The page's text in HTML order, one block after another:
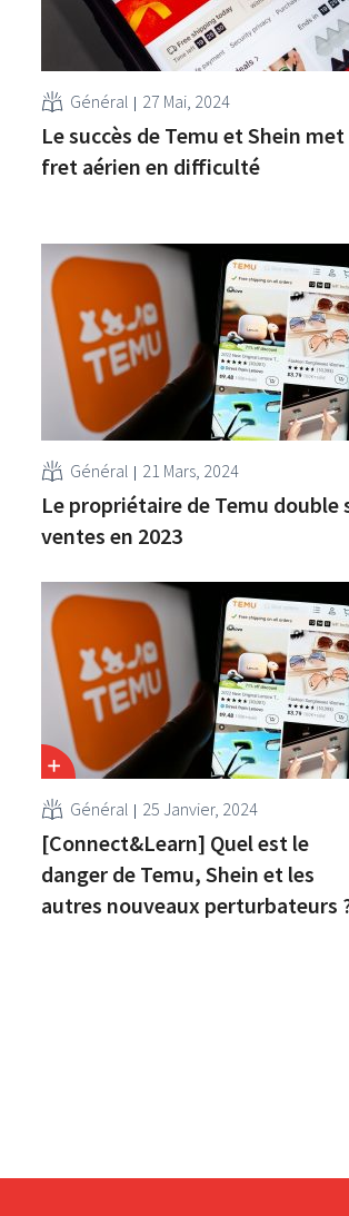
Général 27 Mai, 2024
Le succès de Temu et Shein met
fret aérien en difficulté
Général 21 Mars, 2024
Le propriétaire de Temu double
ventes en 2023
Général 25 Janvier, 2024
[Connect&Learn] Quel est le
danger de Temu, Shein et les
autres nouveaux perturbateurs